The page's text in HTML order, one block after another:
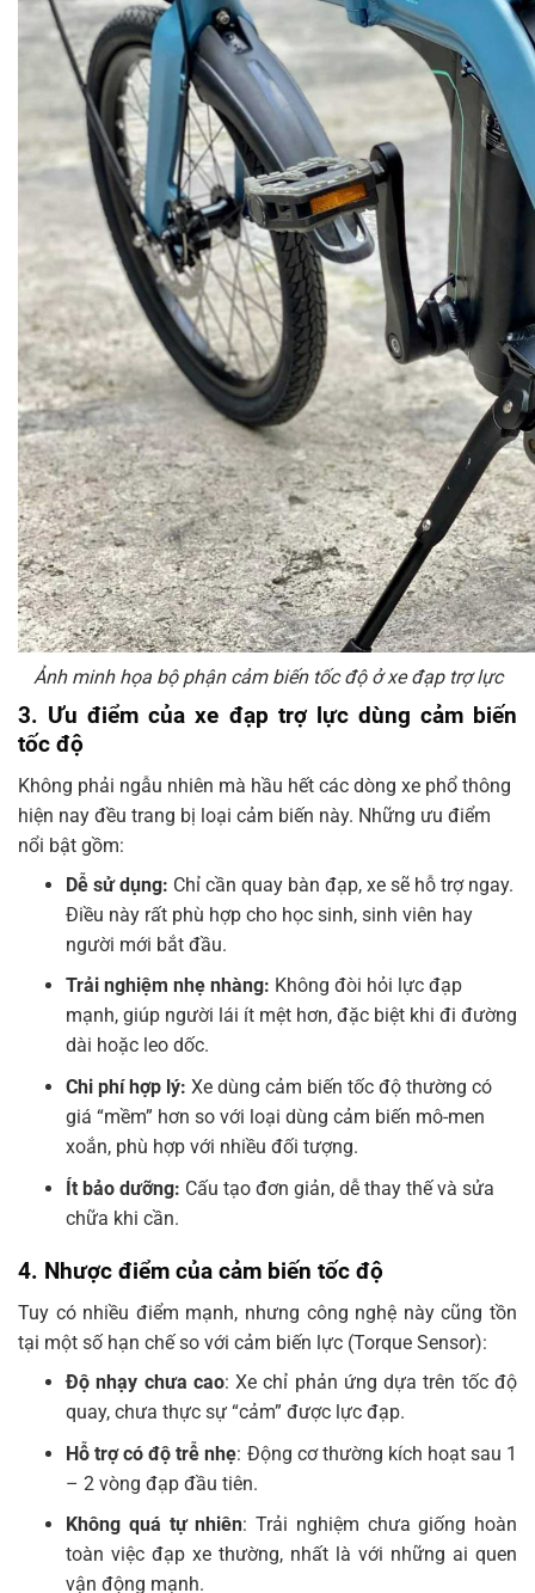
Ảnh minh họa bộ phận cảm biến tốc độ ở xe đạp trợ lực
3. Ưu điểm của xe đạp trợ lực dùng cảm biến
tốc độ
Không phải ngẫu nhiên mà hầu hết các dòng xe phổ thông
hiện nay đều trang bị loại cảm biến này. Những ưu điểm
nổi bật gồm:
Dễ sử dụng: Chỉ cần quay bàn đạp, xe sẽ hỗ trợ ngay.
Điều này rất phù hợp cho học sinh, sinh viên hay
người mới bắt đầu.
Trải nghiệm nhẹ nhàng: Không đòi hỏi lực đạp
mạnh, giúp người lái ít mệt hơn, đặc biệt khi đi đường
dài hoặc leo dốc.
Chi phí hợp lý: Xe dùng cảm biến tốc độ thường có
giá “mềm” hơn so với loại dùng cảm biến mô-men
xoắn, phù hợp với nhiều đối tượng.
Ít bảo dưỡng: Cấu tạo đơn giản, dễ thay thế và sửa
chữa khi cần.
4. Nhược điểm của cảm biến tốc độ
Tuy có nhiều điểm mạnh, nhưng công nghệ này cũng tồn
tại một số hạn chế so với cảm biến lực (Torque Sensor):
Độ nhạy chưa cao: Xe chỉ phản ứng dựa trên tốc độ
quay, chưa thực sự “cảm” được lực đạp.
Hỗ trợ có độ trễ nhẹ: Động cơ thường kích hoạt sau 1
– 2 vòng đạp đầu tiên.
Không quá tự nhiên: Trải nghiệm chưa giống hoàn
toàn việc đạp xe thường, nhất là với những ai quen
vận động mạnh.